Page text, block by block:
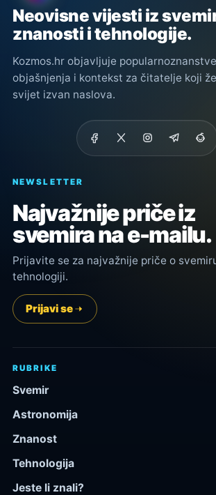
Neovisne vijesti iz
znanosti i tehnologije.
Kozmos.hr objavljuje
objašnjenja i kontekst za čitatelje koji
svijet izvan naslova.
NEWSLETTER
Najvažnije priče iz
svemira na e-mailu.
Prijavite se za najvažnije priče o
tehnologiji.
Prijavi se
RUBRIKE
Svemir
Astronomija
Znanost
Tehnologija
Jeste li znali?